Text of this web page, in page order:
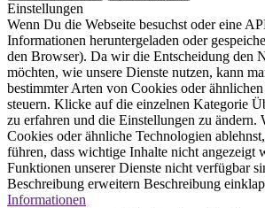
Einstellungen
Wenn Du die Webseite besuchst oder eine
Informationen heruntergeladen oder
den Browser). Da wir die Entscheidung den
möchten, wie unsere Dienste nutzen, kann
bestimmter Arten von Cookies oder
steuern. Klicke auf die einzelnen Kategorie
zu erfahren und die Einstellungen zu ändern.
Cookies oder ähnliche Technologien
führen, dass wichtige Inhalte nicht angezeigt
Funktionen unserer Dienste nicht verfügbar
Beschreibung erweitern Beschreibung
Informationen